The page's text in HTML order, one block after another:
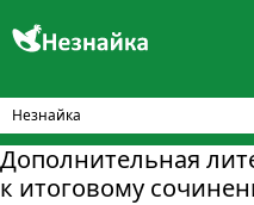
Незнайка
Дополнительная
к итоговому